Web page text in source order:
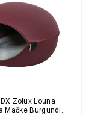
Zolux Louna
Mačke Burgundi